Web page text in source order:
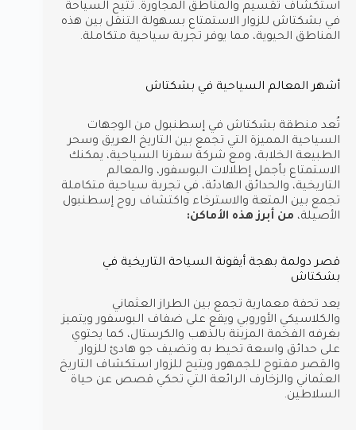
استكشاف تقسيم والمناطق المجاورة. تتيح السياحة
في بشكتاش للزوار الاستمتاع بسهولة التنقل بين هذه
المناطق الحيوية، مما يوفر تجربة سياحية متكاملة.
أشهر المعالم السياحية في بشكتاش
تُعد منطقة بشكتاش في إسطنبول من الوجهات
السياحية المميزة التي تجمع بين التاريخ العريق وسحر
الطبيعة الخلابة، ومع شركة سفرنا السياحية، يمكنك
الاستمتاع بأجمل إطلالات البوسفور، والمعالم
التاريخية، والحدائق الهادئة، في تجربة سياحية متكاملة
تجمع بين المتعة والاسترخاء واكتشاف روح إسطنبول
الأصيلة، من أبرز هذه الأماكن:
قصر دولمة بهجة أيقونة السياحة التاريخية في
بشكتاش
يعد تحفة معمارية تجمع بين الطراز العثماني
والكلاسيكي الأوروبي ويقع على ضفاف البوسفور ويتميز
بغرفه الفخمة المزينة بالذهب والكرستال، كما يحتوي
على حدائق واسعة تحيط به وتضيف جو هادئ للزوار
والقصر مفتوح للجمهور ويتيح للزوار استكشاف التاريخ
العثماني والزخارف الرائعة التي تحكي قصص عن حياة
السلاطين.